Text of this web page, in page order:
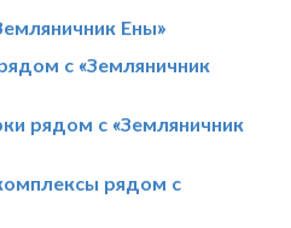
Ены»
с «Земляничник
рядом с «Земляничник
рядом с